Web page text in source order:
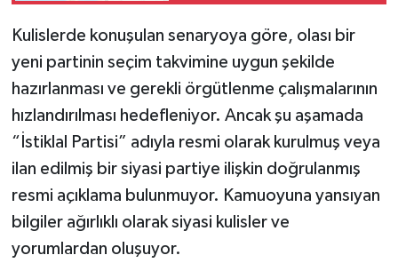
Kulislerde konuşulan senaryoya göre, olası bir
yeni partinin seçim takvimine uygun şekilde
hazırlanması ve gerekli örgütlenme çalışmalarının
hızlandırılması hedefleniyor. Ancak şu aşamada
“İstiklal Partisi” adıyla resmi olarak kurulmuş veya
ilan edilmiş bir siyasi partiye ilişkin doğrulanmış
resmi açıklama bulunmuyor. Kamuoyuna yansıyan
bilgiler ağırlıklı olarak siyasi kulisler ve
yorumlardan oluşuyor.